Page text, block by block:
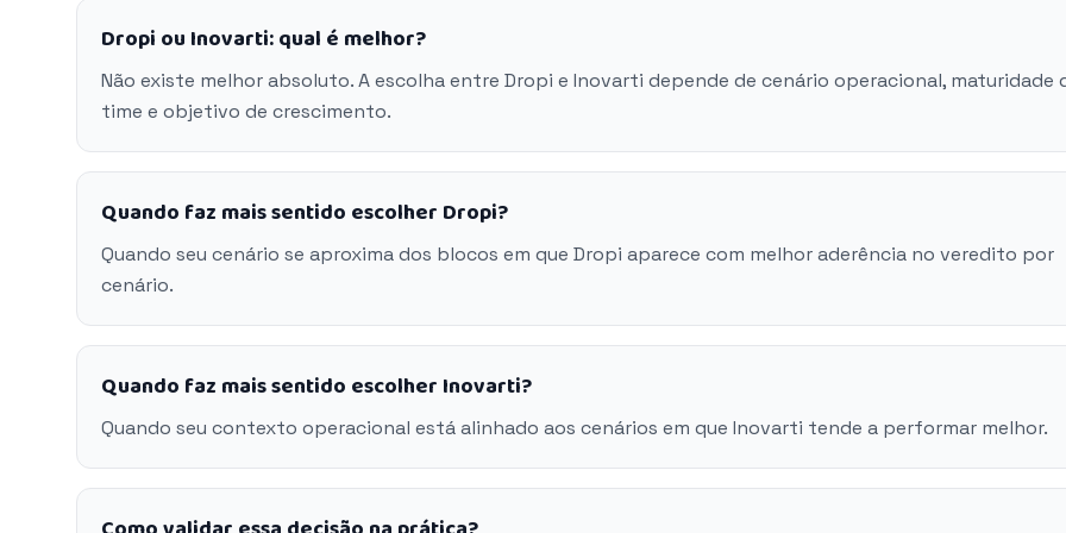
Dropi ou Inovarti: qual é melhor?
Não existe melhor absoluto. A escolha entre Dropi e Inovarti depende de cenário operacional, maturidade
time e objetivo de crescimento.
Quando faz mais sentido escolher Dropi?
Quando seu cenário se aproxima dos blocos em que Dropi aparece com melhor aderência no veredito por
cenário.
Quando faz mais sentido escolher Inovarti?
Quando seu contexto operacional está alinhado aos cenários em que Inovarti tende a performar melhor.